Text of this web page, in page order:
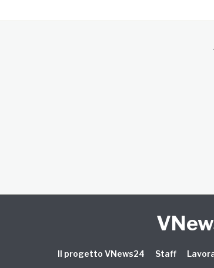
Il progetto VNews24 Staff